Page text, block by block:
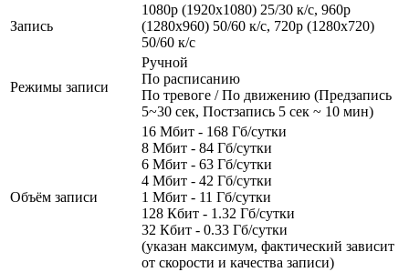
Запись
1080p (1920x1080) 25/30 к/с, 960p
(1280х960) 50/60 к/с, 720p (1280х720)
50/60 к/с
Режимы записи
Ручной
По расписанию
По тревоге / По движению (Предзапись
5~30 сек, Постзапись 5 сек ~ 10 мин)
Объём записи
16 Мбит - 168 Гб/сутки
8 Мбит - 84 Гб/сутки
6 Мбит - 63 Гб/сутки
4 Мбит - 42 Гб/сутки
1 Мбит - 11 Гб/сутки
128 Кбит - 1.32 Гб/сутки
32 Кбит - 0.33 Гб/сутки
(указан максимум, фактический зависит
от скорости и качества записи)